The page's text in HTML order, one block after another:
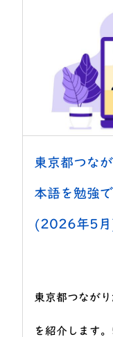
東京都つな
本語を勉強
(2026年5
東京都つなが
を紹介します